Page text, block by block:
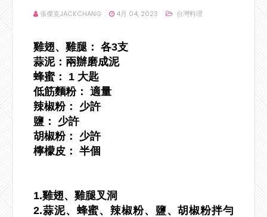
張傑克JACKCHANG 4月 04, 2023 台灣料理
雞翅、雞腿： 各3支
蒜泥：兩辦磨成泥
蜂蜜： 1 大匙
低筋麵粉： 適量
辣椒粉： 少許
鹽： 少許
胡椒粉： 少許
檸檬皮： 半個
1.雞翅、雞腿叉洞
2.蒜泥、蜂蜜、辣椒粉、鹽、胡椒粉拌勻